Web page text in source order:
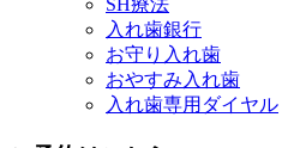
SH療法
入れ歯銀行
お守り入れ歯
おやすみ入れ歯
入れ歯専用ダイヤル